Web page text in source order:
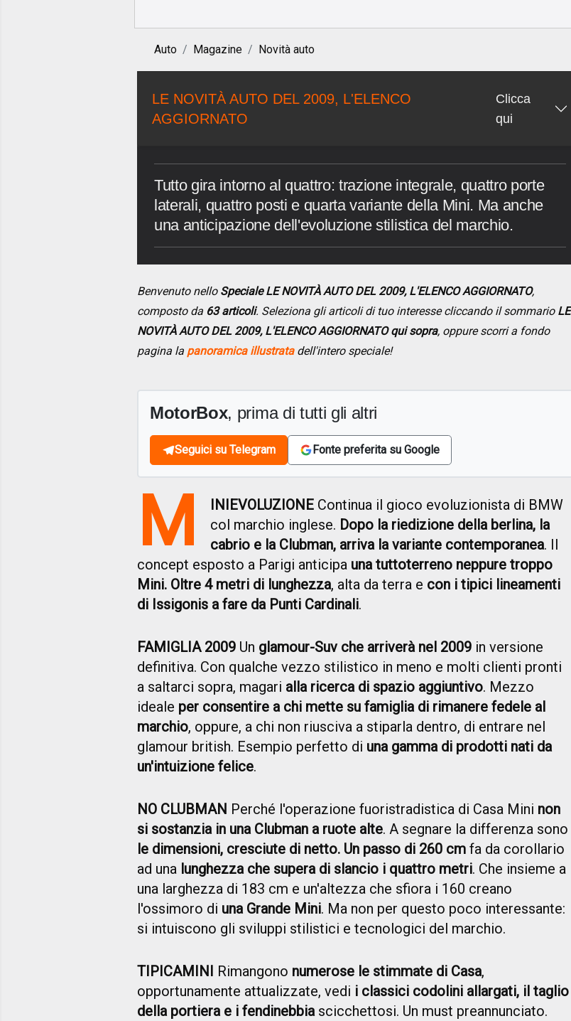
Auto Magazine Novità auto
LE NOVITÀ AUTO DEL 2009, L'ELENCO
AGGIORNATO
Clicca
qui
Tutto gira intorno al quattro: trazione integrale, quattro porte
laterali, quattro posti e quarta variante della Mini. Ma anche
una anticipazione dell'evoluzione stilistica del marchio.
Benvenuto nello Speciale LE NOVITÀ AUTO DEL 2009, L'ELENCO AGGIORNATO,
composto da 63 articoli. Seleziona gli articoli di tuo interesse cliccando il sommario LE
NOVITÀ AUTO DEL 2009, L'ELENCO AGGIORNATO qui sopra, oppure scorri a fondo
pagina la panoramica illustratadell'intero speciale!
MotorBox, prima di tutti gli altri
Seguici su Telegram Fonte preferita su Google
M INIEVOLUZIONE Continua il gioco evoluzionista di BMW
col marchio inglese. Dopo la riedizione della berlina, la
cabrio e la Clubman, arriva la variante contemporanea. Il
concept esposto a Parigi anticipa una tuttoterreno neppure troppo
Mini. Oltre 4 metri di lunghezza, alta da terra e con i tipici lineamenti
di Issigonis a fare da Punti Cardinali.
FAMIGLIA 2009 Un glamour-Suv che arriverà nel 2009 in versione
definitiva. Con qualche vezzo stilistico in meno e molti clienti pronti
a saltarci sopra, magari alla ricerca di spazio aggiuntivo. Mezzo
ideale per consentire a chi mette su famiglia di rimanere fedele al
marchio, oppure, a chi non riusciva a stiparla dentro, di entrare nel
glamour british. Esempio perfetto di una gamma di prodotti nati da
un'intuizione felice.
NO CLUBMAN Perché l'operazione fuoristradistica di Casa Mini non
si sostanzia in una Clubman a ruote alte. A segnare la differenza sono
le dimensioni, cresciute di netto. Un passo di 260 cm fa da corollario
ad una lunghezza che supera di slancio i quattro metri. Che insieme a
una larghezza di 183 cm e un'altezza che sfiora i 160 creano
l'ossimoro di una Grande Mini. Ma non per questo poco interessante:
si intuiscono gli sviluppi stilistici e tecnologici del marchio.
TIPICAMINI Rimangono numerose le stimmate di Casa,
opportunamente attualizzate, vedi i classici codolini allargati, il taglio
della portiera e i fendinebbiascicchettosi. Un must preannunciato.